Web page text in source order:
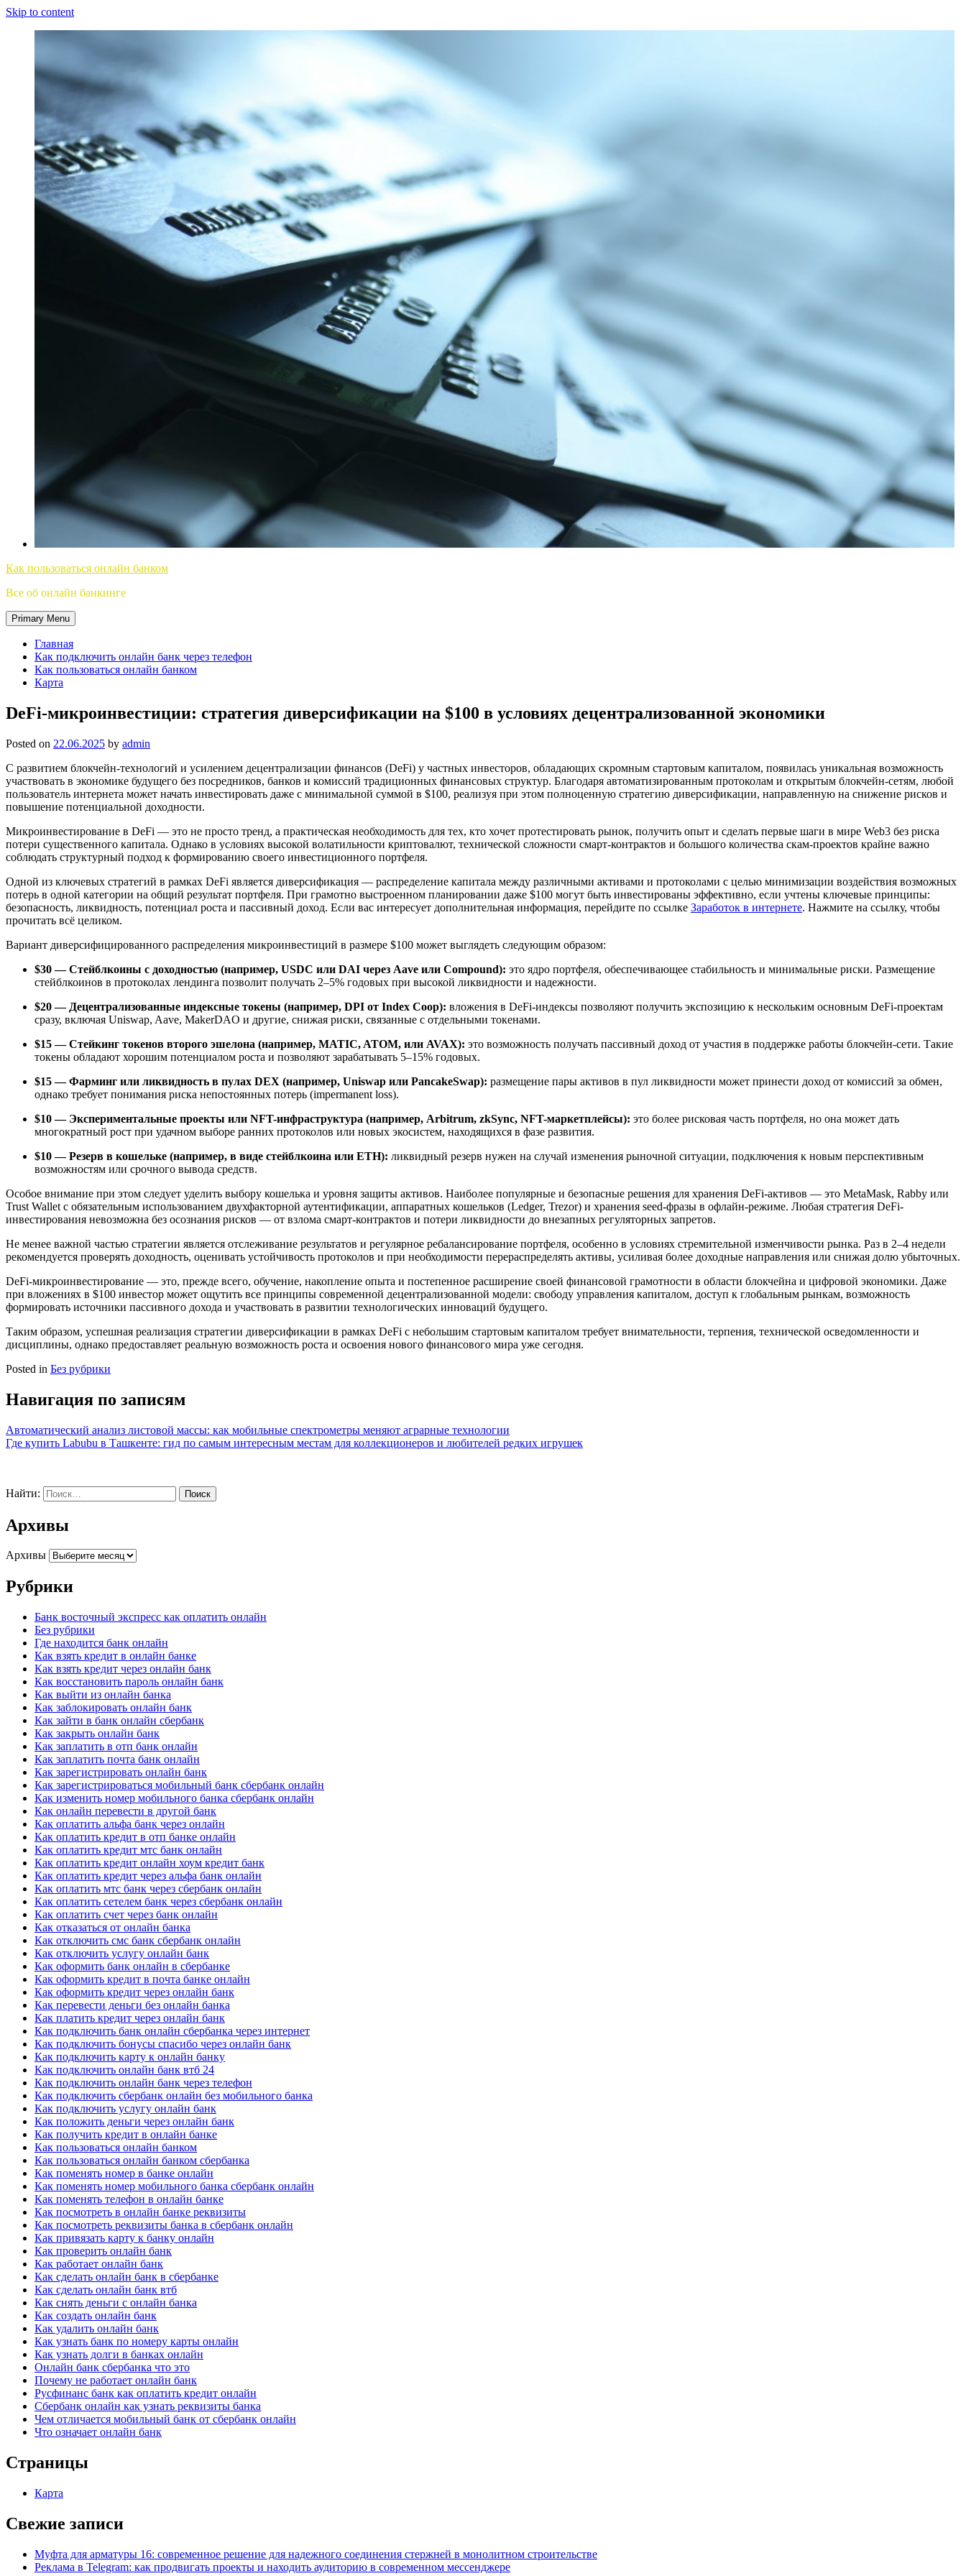
Skip to content
Как пользоваться онлайн банком
Все об онлайн банкинге
Primary Menu
Главная
Как подключить онлайн банк через телефон
Как пользоваться онлайн банком
Карта
DeFi-микроинвестиции: стратегия диверсификации на $100 в условиях децентрализованной экономики
Posted on 22.06.2025 by admin
С развитием блокчейн-технологий и усилением децентрализации финансов (DeFi) у частных инвесторов, обладающих скромным стартовым капиталом, появилась уникальная возможность
участвовать в экономике будущего без посредников, банков и комиссий традиционных финансовых структур. Благодаря автоматизированным протоколам и открытым блокчейн-сетям, любой
пользователь интернета может начать инвестировать даже с минимальной суммой в $100, реализуя при этом полноценную стратегию диверсификации, направленную на снижение рисков и
повышение потенциальной доходности.
Микроинвестирование в DeFi — это не просто тренд, а практическая необходимость для тех, кто хочет протестировать рынок, получить опыт и сделать первые шаги в мире Web3 без риска
потери существенного капитала. Однако в условиях высокой волатильности криптовалют, технической сложности смарт-контрактов и большого количества скам-проектов крайне важно
соблюдать структурный подход к формированию своего инвестиционного портфеля.
Одной из ключевых стратегий в рамках DeFi является диверсификация — распределение капитала между различными активами и протоколами с целью минимизации воздействия возможных
потерь в одной категории на общий результат портфеля. При грамотно выстроенном планировании даже $100 могут быть инвестированы эффективно, если учтены ключевые принципы:
безопасность, ликвидность, потенциал роста и пассивный доход. Если вас интересует дополнительная информация, перейдите по ссылке Заработок в интернете. Нажмите на ссылку, чтобы
прочитать всё целиком.
Вариант диверсифицированного распределения микроинвестиций в размере $100 может выглядеть следующим образом:
$30 — Стейблкоины с доходностью (например, USDC или DAI через Aave или Compound): это ядро портфеля, обеспечивающее стабильность и минимальные риски. Размещение
стейблкоинов в протоколах лендинга позволит получать 2–5% годовых при высокой ликвидности и надежности.
$20 — Децентрализованные индексные токены (например, DPI от Index Coop): вложения в DeFi-индексы позволяют получить экспозицию к нескольким основным DeFi-проектам
сразу, включая Uniswap, Aave, MakerDAO и другие, снижая риски, связанные с отдельными токенами.
$15 — Стейкинг токенов второго эшелона (например, MATIC, ATOM, или AVAX): это возможность получать пассивный доход от участия в поддержке работы блокчейн-сети. Такие
токены обладают хорошим потенциалом роста и позволяют зарабатывать 5–15% годовых.
$15 — Фарминг или ликвидность в пулах DEX (например, Uniswap или PancakeSwap): размещение пары активов в пул ликвидности может принести доход от комиссий за обмен,
однако требует понимания риска непостоянных потерь (impermanent loss).
$10 — Экспериментальные проекты или NFT-инфраструктура (например, Arbitrum, zkSync, NFT-маркетплейсы): это более рисковая часть портфеля, но она может дать
многократный рост при удачном выборе ранних протоколов или новых экосистем, находящихся в фазе развития.
$10 — Резерв в кошельке (например, в виде стейблкоина или ETH): ликвидный резерв нужен на случай изменения рыночной ситуации, подключения к новым перспективным
возможностям или срочного вывода средств.
Особое внимание при этом следует уделить выбору кошелька и уровня защиты активов. Наиболее популярные и безопасные решения для хранения DeFi-активов — это MetaMask, Rabby или
Trust Wallet с обязательным использованием двухфакторной аутентификации, аппаратных кошельков (Ledger, Trezor) и хранения seed-фразы в офлайн-режиме. Любая стратегия DeFi-
инвестирования невозможна без осознания рисков — от взлома смарт-контрактов и потери ликвидности до внезапных регуляторных запретов.
Не менее важной частью стратегии является отслеживание результатов и регулярное ребалансирование портфеля, особенно в условиях стремительной изменчивости рынка. Раз в 2–4 недели
рекомендуется проверять доходность, оценивать устойчивость протоколов и при необходимости перераспределять активы, усиливая более доходные направления или снижая долю убыточных.
DeFi-микроинвестирование — это, прежде всего, обучение, накопление опыта и постепенное расширение своей финансовой грамотности в области блокчейна и цифровой экономики. Даже
при вложениях в $100 инвестор может ощутить все принципы современной децентрализованной модели: свободу управления капиталом, доступ к глобальным рынкам, возможность
формировать источники пассивного дохода и участвовать в развитии технологических инноваций будущего.
Таким образом, успешная реализация стратегии диверсификации в рамках DeFi с небольшим стартовым капиталом требует внимательности, терпения, технической осведомленности и
дисциплины, однако предоставляет реальную возможность роста и освоения нового финансового мира уже сегодня.
Posted in Без рубрики
Навигация по записям
Автоматический анализ листовой массы: как мобильные спектрометры меняют аграрные технологии
Где купить Labubu в Ташкенте: гид по самым интересным местам для коллекционеров и любителей редких игрушек
Найти:
Архивы
Архивы
Рубрики
Банк восточный экспресс как оплатить онлайн
Без рубрики
Где находится банк онлайн
Как взять кредит в онлайн банке
Как взять кредит через онлайн банк
Как восстановить пароль онлайн банк
Как выйти из онлайн банка
Как заблокировать онлайн банк
Как зайти в банк онлайн сбербанк
Как закрыть онлайн банк
Как заплатить в отп банк онлайн
Как заплатить почта банк онлайн
Как зарегистрировать онлайн банк
Как зарегистрироваться мобильный банк сбербанк онлайн
Как изменить номер мобильного банка сбербанк онлайн
Как онлайн перевести в другой банк
Как оплатить альфа банк через онлайн
Как оплатить кредит в отп банке онлайн
Как оплатить кредит мтс банк онлайн
Как оплатить кредит онлайн хоум кредит банк
Как оплатить кредит через альфа банк онлайн
Как оплатить мтс банк через сбербанк онлайн
Как оплатить сетелем банк через сбербанк онлайн
Как оплатить счет через банк онлайн
Как отказаться от онлайн банка
Как отключить смс банк сбербанк онлайн
Как отключить услугу онлайн банк
Как оформить банк онлайн в сбербанке
Как оформить кредит в почта банке онлайн
Как оформить кредит через онлайн банк
Как перевести деньги без онлайн банка
Как платить кредит через онлайн банк
Как подключить банк онлайн сбербанка через интернет
Как подключить бонусы спасибо через онлайн банк
Как подключить карту к онлайн банку
Как подключить онлайн банк втб 24
Как подключить онлайн банк через телефон
Как подключить сбербанк онлайн без мобильного банка
Как подключить услугу онлайн банк
Как положить деньги через онлайн банк
Как получить кредит в онлайн банке
Как пользоваться онлайн банком
Как пользоваться онлайн банком сбербанка
Как поменять номер в банке онлайн
Как поменять номер мобильного банка сбербанк онлайн
Как поменять телефон в онлайн банке
Как посмотреть в онлайн банке реквизиты
Как посмотреть реквизиты банка в сбербанк онлайн
Как привязать карту к банку онлайн
Как проверить онлайн банк
Как работает онлайн банк
Как сделать онлайн банк в сбербанке
Как сделать онлайн банк втб
Как снять деньги с онлайн банка
Как создать онлайн банк
Как удалить онлайн банк
Как узнать банк по номеру карты онлайн
Как узнать долги в банках онлайн
Онлайн банк сбербанка что это
Почему не работает онлайн банк
Русфинанс банк как оплатить кредит онлайн
Сбербанк онлайн как узнать реквизиты банка
Чем отличается мобильный банк от сбербанк онлайн
Что означает онлайн банк
Страницы
Карта
Свежие записи
Муфта для арматуры 16: современное решение для надежного соединения стержней в монолитном строительстве
Реклама в Telegram: как продвигать проекты и находить аудиторию в современном мессенджере